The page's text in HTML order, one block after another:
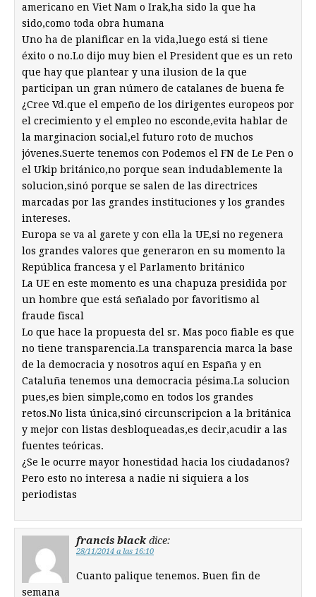
americano en Viet Nam o Irak,ha sido la que ha
sido,como toda obra humana
Uno ha de planificar en la vida,luego está si tiene
éxito o no.Lo dijo muy bien el President que es un reto
que hay que plantear y una ilusion de la que
participan un gran número de catalanes de buena fe
¿Cree Vd.que el empeño de los dirigentes europeos por
el crecimiento y el empleo no esconde,evita hablar de
la marginacion social,el futuro roto de muchos
jóvenes.Suerte tenemos con Podemos el FN de Le Pen o
el Ukip británico,no porque sean indudablemente la
solucion,sinó porque se salen de las directrices
marcadas por las grandes instituciones y los grandes
intereses.
Europa se va al garete y con ella la UE,si no regenera
los grandes valores que generaron en su momento la
República francesa y el Parlamento británico
La UE en este momento es una chapuza presidida por
un hombre que está señalado por favoritismo al
fraude fiscal
Lo que hace la propuesta del sr. Mas poco fiable es que
no tiene transparencia.La transparencia marca la base
de la democracia y nosotros aquí en España y en
Cataluña tenemos una democracia pésima.La solucion
pues,es bien simple,como en todos los grandes
retos.No lista única,sinó circunscripcion a la británica
y mejor con listas desbloqueadas,es decir,acudir a las
fuentes teóricas.
¿Se le ocurre mayor honestidad hacia los ciudadanos?
Pero esto no interesa a nadie ni siquiera a los
periodistas
francis black dice:
28/11/2014 a las 16:10
Cuanto palique tenemos. Buen fin de
semana